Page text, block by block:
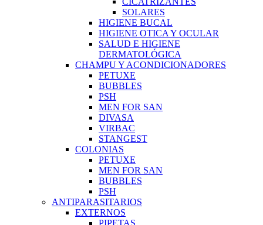
SOLARES
HIGIENE BUCAL
HIGIENE OTICA Y OCULAR
SALUD E HIGIENE
DERMATOLÓGICA
CHAMPU Y ACONDICIONADORES
PETUXE
BUBBLES
PSH
MEN FOR SAN
DIVASA
VIRBAC
STANGEST
COLONIAS
PETUXE
MEN FOR SAN
BUBBLES
PSH
ANTIPARASITARIOS
EXTERNOS
PIPETAS